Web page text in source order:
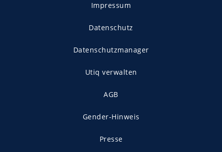
Impressum
Datenschutz
Datenschutzmanager
Utiq verwalten
AGB
Gender-Hinweis
Presse